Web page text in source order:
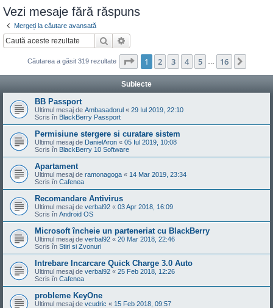
Vezi mesaje fără răspuns
Mergeți la căutare avansată
Căutare
Căutarea a găsit 319 rezultate Pagina din 16
1 2 3 4 5 16
Subiecte
BB Passport
Ultimul mesaj de Ambasadorul « 29 Iul 2019, 22:10
Scris în BlackBerry Passport
Permisiune stergere si curatare sistem
Ultimul mesaj de DanielAron « 05 Iul 2019, 10:08
Scris în BlackBerry 10 Software
Apartament
Ultimul mesaj de ramonagoga « 14 Mar 2019, 23:34
Scris în Cafenea
Recomandare Antivirus
Ultimul mesaj de verbal92 « 03 Apr 2018, 16:09
Scris în Android OS
Microsoft încheie un parteneriat cu BlackBerry
Ultimul mesaj de verbal92 « 20 Mar 2018, 22:46
Scris în Stiri si Zvonuri
Intrebare Incarcare Quick Charge 3.0 Auto
Ultimul mesaj de verbal92 « 25 Feb 2018, 12:26
Scris în Cafenea
probleme KeyOne
Ultimul mesaj de vcudric « 15 Feb 2018, 09:57